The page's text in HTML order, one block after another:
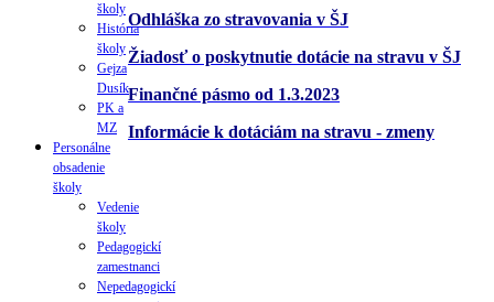
Odhláška zo stravovania v ŠJ
Žiadosť o poskytnutie dotácie na stravu v ŠJ
Finančné pásmo od 1.3.2023
Informácie k dotáciám na stravu - zmeny
školy
História
školy
Gejza
Dusík
PK a
MZ
Personálne
obsadenie
školy
Vedenie
školy
Pedagogickí
zamestnanci
Nepedagogickí